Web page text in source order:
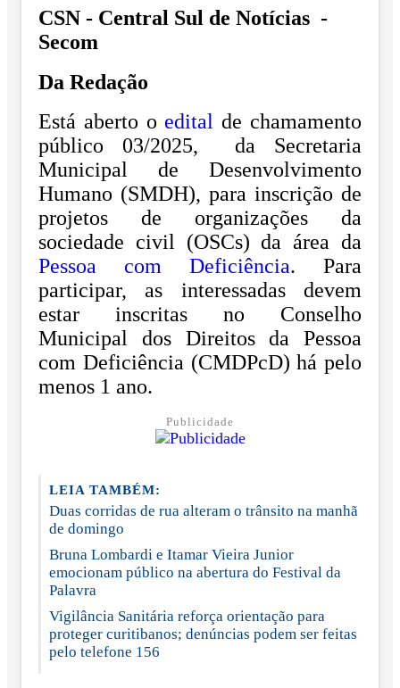
CSN - Central Sul de Notícias -
Secom
Da Redação
Está aberto o edital de chamamento
público 03/2025, da Secretaria
Municipal de Desenvolvimento
Humano (SMDH), para inscrição de
projetos de organizações da
sociedade civil (OSCs) da área da
Pessoa com Deficiência. Para
participar, as interessadas devem
estar inscritas no Conselho
Municipal dos Direitos da Pessoa
com Deficiência (CMDPcD) há pelo
menos 1 ano.
Publicidade
LEIA TAMBÉM:
Duas corridas de rua alteram o trânsito na manhã
de domingo
Bruna Lombardi e Itamar Vieira Junior
emocionam público na abertura do Festival da
Palavra
Vigilância Sanitária reforça orientação para
proteger curitibanos; denúncias podem ser feitas
pelo telefone 156